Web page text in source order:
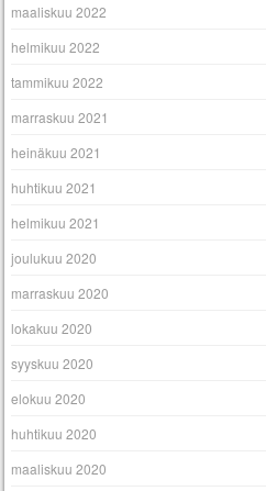
maaliskuu 2022
helmikuu 2022
tammikuu 2022
marraskuu 2021
heinäkuu 2021
huhtikuu 2021
helmikuu 2021
joulukuu 2020
marraskuu 2020
lokakuu 2020
syyskuu 2020
elokuu 2020
huhtikuu 2020
maaliskuu 2020